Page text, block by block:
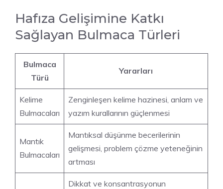
Hafıza Gelişimine Katkı
Sağlayan Bulmaca Türleri
Bulmaca
Türü
Yararları
Kelime
Bulmacaları
Zenginleşen kelime hazinesi, anlam ve
yazım kurallarının güçlenmesi
Mantık
Bulmacaları
Mantıksal düşünme becerilerinin
gelişmesi, problem çözme yeteneğinin
artması
Dikkat ve konsantrasyonun